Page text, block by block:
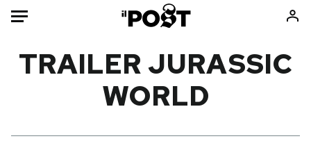
Mondo
Libri
TRAILER JURASSIC
WORLD